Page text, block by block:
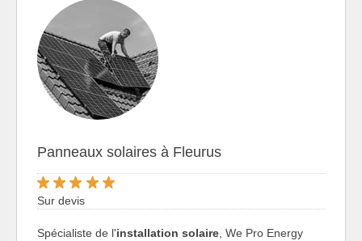
Panneaux solaires à Fleurus
Sur devis
Spécialiste de l'installation solaire , We Pro Energy